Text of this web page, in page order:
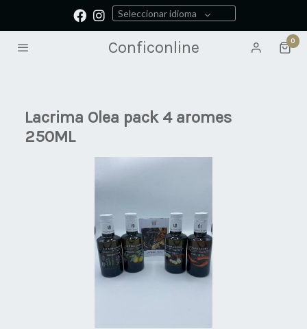
Seleccionar idioma
Conficonline 0
Lacrima Olea pack 4 aromes
250ML